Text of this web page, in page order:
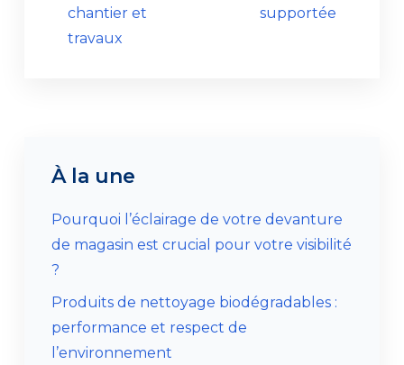
chantier et
travaux
supportée
À la une
Pourquoi l’éclairage de votre devanture
de magasin est crucial pour votre visibilité
?
Produits de nettoyage biodégradables :
performance et respect de
l’environnement